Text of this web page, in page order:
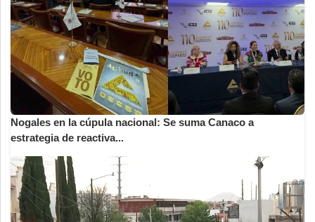
Nogales en la cúpula nacional: Se suma Canaco a
estrategia de reactiva...